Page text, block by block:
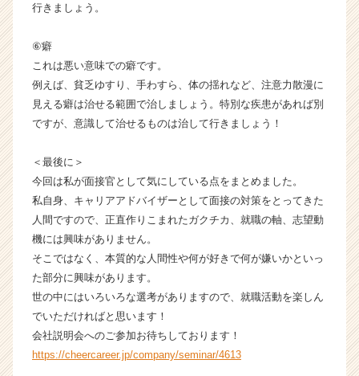
行きましょう。
⑥癖
これは悪い意味での癖です。
例えば、貧乏ゆすり、手わすら、体の揺れなど、注意力散漫に
見える癖は治せる範囲で治しましょう。特別な疾患があれば別
ですが、意識して治せるものは治して行きましょう！
＜最後に＞
今回は私が面接官として気にしている点をまとめました。
私自身、キャリアアドバイザーとして面接の対策をとってきた
人間ですので、正直作りこまれたガクチカ、就職の軸、志望動
機には興味がありません。
そこではなく、本質的な人間性や何が好きで何が嫌いかといっ
た部分に興味があります。
世の中にはいろいろな選考がありますので、就職活動を楽しん
でいただければと思います！
会社説明会へのご参加お待ちしております！
https://cheercareer.jp/company/seminar/4613